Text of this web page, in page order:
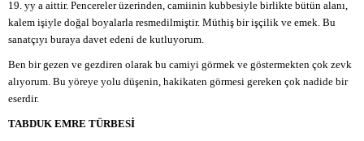
19. yy a aittir. Pencereler üzerinden, camiinin kubbesiyle birlikte bütün alanı,
kalem işiyle doğal boyalarla resmedilmiştir. Müthiş bir işçilik ve emek. Bu
sanatçıyı buraya davet edeni de kutluyorum.
Ben bir gezen ve gezdiren olarak bu camiyi görmek ve göstermekten çok zevk
alıyorum. Bu yöreye yolu düşenin, hakikaten görmesi gereken çok nadide bir
eserdir.
TABDUK EMRE TÜRBESİ